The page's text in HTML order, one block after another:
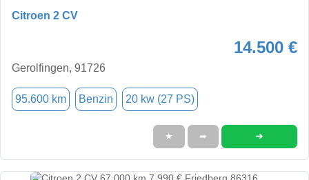
Citroen 2 CV
14.500 €
Gerolfingen, 91726
95.600 km Benzin 20 kw (27 PS)
★ ➦ ➜